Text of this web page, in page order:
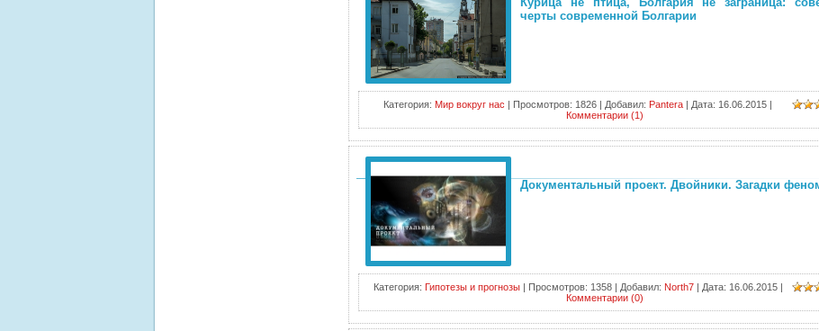
черты современной Болгарии
Категория: Мир вокруг нас | Просмотров: 1826 | Добавил: Pantera | Дата: 16.06.2015 |
Комментарии (1)
Документальный проект. Двойники. Загадки
Категория: Гипотезы и прогнозы| Просмотров: 1358 | Добавил: North7| Дата: 16.06.2015 |
Комментарии (0)